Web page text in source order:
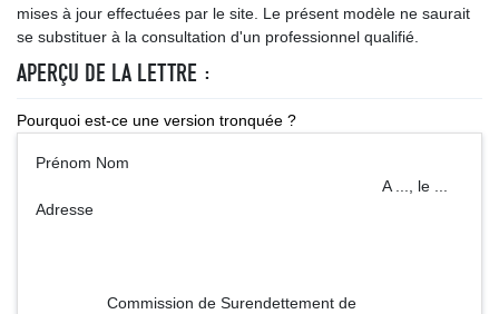
mises à jour effectuées par le site. Le présent modèle ne saurait
se substituer à la consultation d'un professionnel qualifié.
APERÇU DE LA LETTRE :
Pourquoi est-ce une version tronquée ?
Prénom Nom
A ..., le ...
Adresse
Commission de Surendettement de